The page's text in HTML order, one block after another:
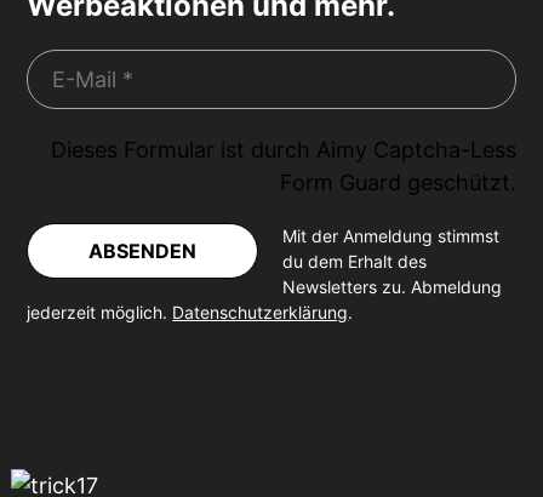
Dieses Formular ist durch Aimy Captcha-Less
Form Guard geschützt.
ABSENDEN
Mit der Anmeldung stimmst
du dem Erhalt des
Newsletters zu. Abmeldung
jederzeit möglich. Datenschutzerklärung.